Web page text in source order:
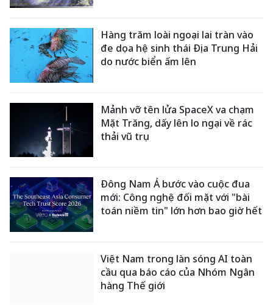
Hàng trăm loài ngoại lai tràn vào
đe dọa hệ sinh thái Địa Trung Hải
do nước biển ấm lên
Mảnh vỡ tên lửa SpaceX va chạm
Mặt Trăng, dấy lên lo ngại về rác
thải vũ trụ
Đông Nam Á bước vào cuộc đua
mới: Công nghệ đối mặt với "bài
toán niềm tin" lớn hơn bao giờ hết
Việt Nam trong làn sóng AI toàn
cầu qua báo cáo của Nhóm Ngân
hàng Thế giới